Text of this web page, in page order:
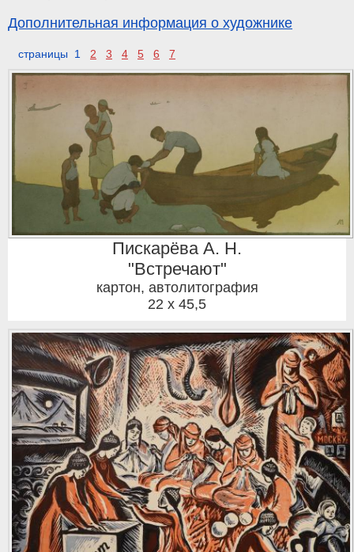
Дополнительная информация о художнике
страницы 1 2 3 4 5 6 7
Пискарёва А. Н.
"Встречают"
картон, автолитография
22 x 45,5